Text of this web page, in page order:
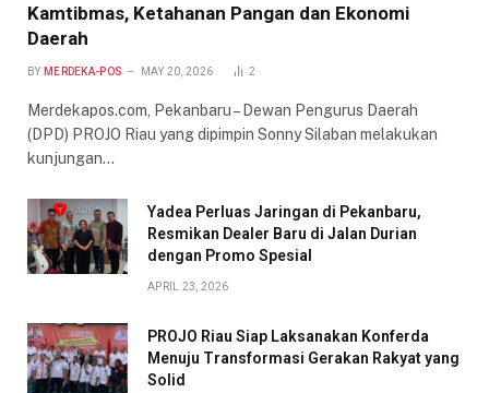
Kamtibmas, Ketahanan Pangan dan Ekonomi
Daerah
BY MERDEKA-POS MAY 20, 2026 2
Merdekapos.com, Pekanbaru – Dewan Pengurus Daerah
(DPD) PROJO Riau yang dipimpin Sonny Silaban melakukan
kunjungan…
Yadea Perluas Jaringan di Pekanbaru,
Resmikan Dealer Baru di Jalan Durian
dengan Promo Spesial
APRIL 23, 2026
PROJO Riau Siap Laksanakan Konferda
Menuju Transformasi Gerakan Rakyat yang
Solid